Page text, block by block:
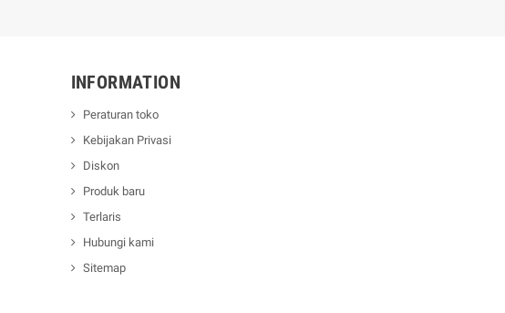
INFORMATION
Peraturan toko
Kebijakan Privasi
Diskon
Produk baru
Terlaris
Hubungi kami
Sitemap